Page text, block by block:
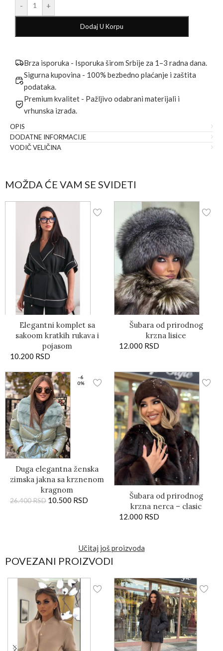
- +
Dodaj U Korpu
Brza isporuka - Isporuka širom Srbije za 1–3 radna dana.
Sigurna kupovina - 100% bezbedno plaćanje i zaštita
podataka.
Premium kvalitet - Pažljivo odabrani materijali i
vrhunska izrada.
OPIS
DODATNE INFORMACIJE
VODIČ VELIČINA
MOŽDA ĆE VAM SE SVIDETI
Elegantni komplet sa
sakoom kratkih rukava i
pojasom
10.200 RSD
Šubara od prirodnog
krzna lisice
12.000 RSD
-6
0%
Duga elegantna ženska
zimska jakna sa krznenom
kragnom
26.400RSD 10.500 RSD
Šubara od prirodnog
krzna nerca – clasic
12.000 RSD
Učitaj još proizvoda
POVEZANI PROIZVODI